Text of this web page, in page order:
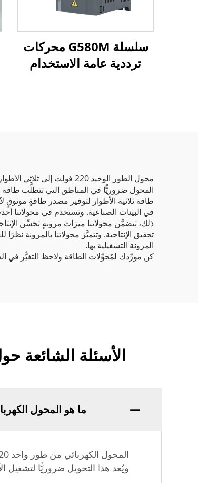
سلسلة G580M محركات
ترددية عامة الاستخدام
محول الطور الوحيد 220
طاقة ثلاثية الأطوار لتوفير مصدر طاقةٍ موثوقٍ
في البيئات الصناعية. ونستخدم في محولاتنا
ذلك، تتضمَّن محولاتنا ميزات مرونةٍ تحسِّن
تحقيق الإنتاجية. وتتميَّز محولاتنا بالمرونة
المرونة التشغيلية بها.
كن مورِّدك لمُحوِّلات الطاقة ولاحظ التغيُّر في
الأسئلة الشائعة حول
ما هو المحول الكهربائي من طور
ويُعد هذا التحويل ضروريًّا لتشغيل